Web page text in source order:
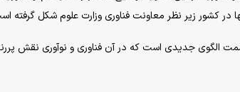
در کشور زیر نظر معاونت فناوری وزارت علوم شکل گرفته
الگوی جدیدی است که در آن فناوری و نوآوری نقش